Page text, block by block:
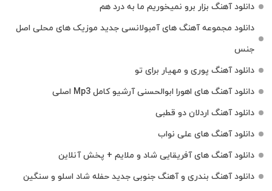
دانلود آهنگ بزار برو نمیخوریم ما به درد هم
دانلود مجموعه آهنگ های آمبولانسی جدید موزیک های محلی اصل
جنس
دانلود آهنگ پوری و مهیار برای تو
دانلود آهنگ های اهورا ابوالحسنی آرشیو کامل Mp3 اصلی
دانلود آهنگ اردلان دو قطبی
دانلود آهنگ های علی نواب
دانلود آهنگ های آفریقایی شاد و ملایم + پخش آنلاین
دانلود آهنگ بندری و آهنگ جنوبی جدید حفله شاد اسلو و سنگین